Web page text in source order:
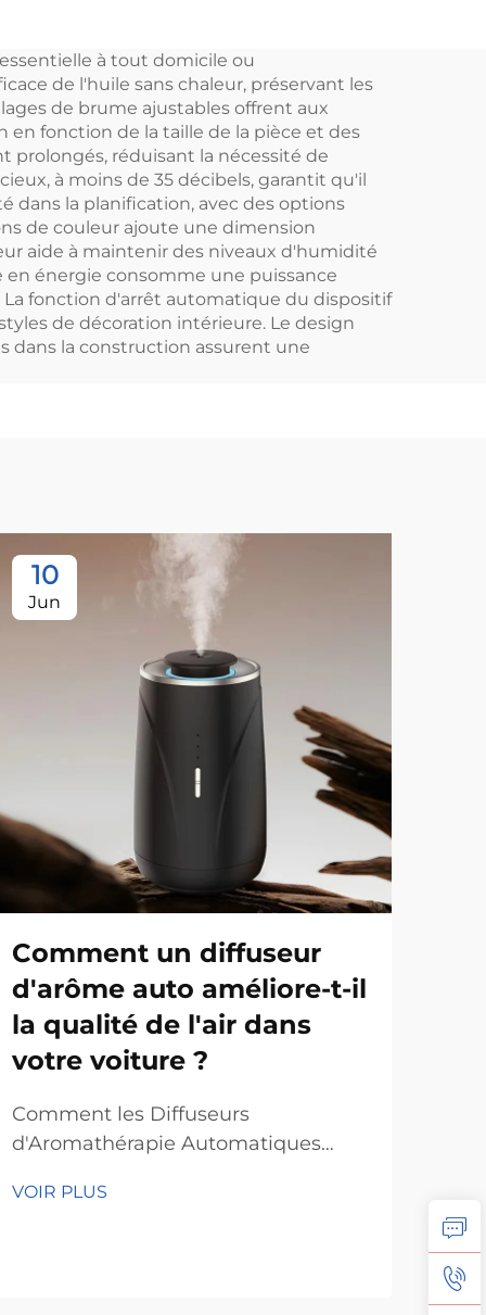
Huile Parfumée Sans
Eau Diffuseur
D'arômes De Voiture
à tout domicile ou
de l'huile sans chaleur, préservant les
de brume ajustables offrent aux
fonction de la taille de la pièce et des
prolongés, réduisant la nécessité de
à moins de 35 décibels, garantit qu'il
dans la planification, avec des options
de couleur ajoute une dimension
aide à maintenir des niveaux d'humidité
énergie consomme une puissance
fonction d'arrêt automatique du dispositif
de décoration intérieure. Le design
dans la construction assurent une
10
Jun
Comment un diffuseur
d'arôme auto améliore-t-il
la qualité de l'air dans
votre voiture ?
Comment les Diffuseurs
d'Aromathérapie Automatiques
l'AirÉlimination des Odeurs
VOIR PLUS